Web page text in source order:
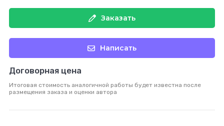
Заказать
Написать
Договорная цена
Итоговая стоимость аналогичной работы будет известна после
размещения заказа и оценки автора